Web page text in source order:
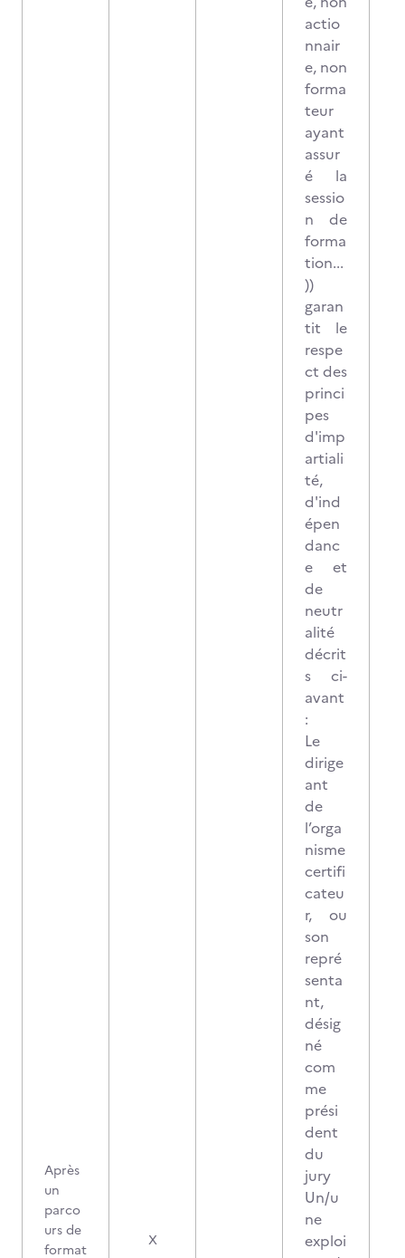
Après
un
parco
urs de
format
X
actio
nnair
e, non
forma
teur
ayant
assur
é la
sessio
n de
forma
tion...
))
garan
tit le
respe
ct des
princi
pes
d'imp
artiali
té,
d'ind
épen
danc
e et
de
neutr
alité
décrit
s ci-
avant
:
Le
dirige
ant
de
l’orga
nisme
certifi
cateu
r, ou
son
repré
senta
nt,
désig
né
com
me
prési
dent
du
jury
Un/u
ne
exploi